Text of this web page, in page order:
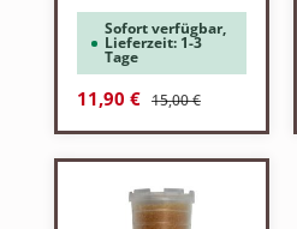
Sofort verfügbar,
Lieferzeit: 1-3
Tage
Verkaufspreis:
11,90 € Regulärer Preis:
15,00 €